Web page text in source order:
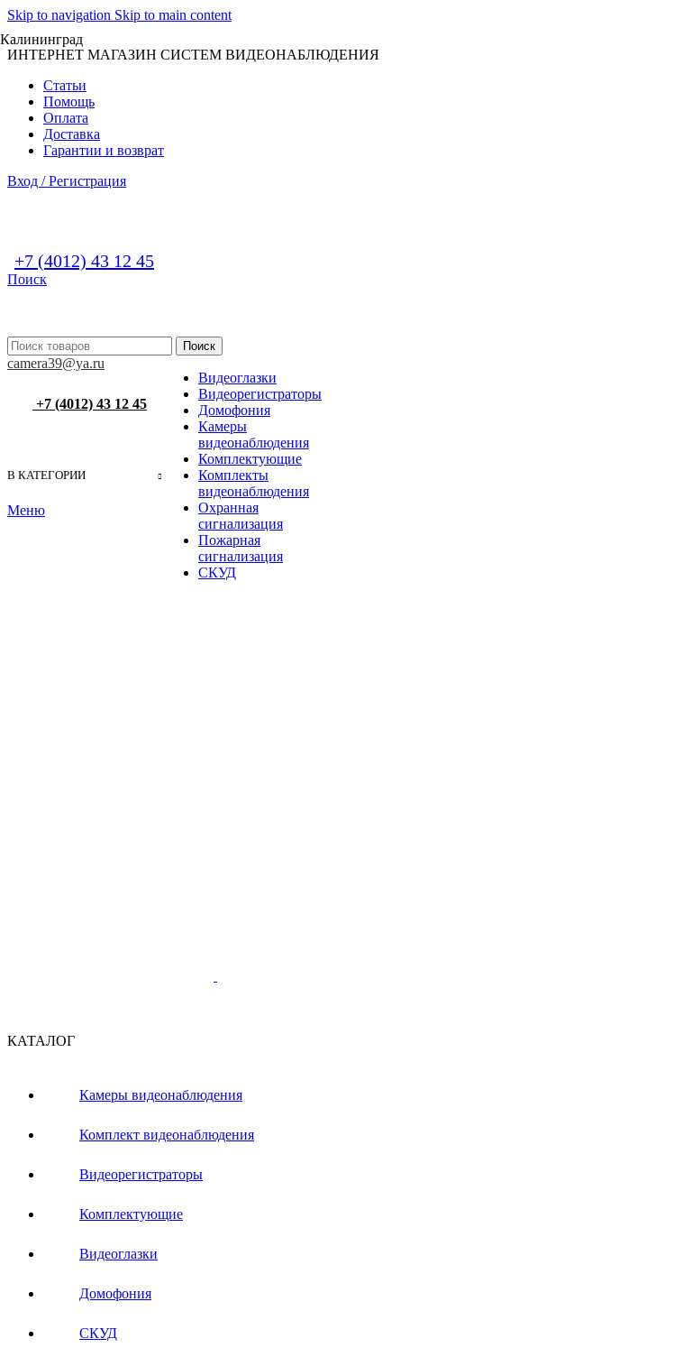
Skip to navigation Skip to main content
Калининград
ИНТЕРНЕТ МАГАЗИН СИСТЕМ ВИДЕОНАБЛЮДЕНИЯ
Статьи
Помощь
Оплата
Доставка
Гарантии и возврат
Вход / Регистрация
+7 (4012) 43 12 45
Поиск
В КАТЕГОРИИ
Видеоглазки
Видеорегистраторы
Домофония
Камеры
видеонаблюдения
Комплектующие
Комплекты
видеонаблюдения
Охранная
сигнализация
Пожарная
сигнализация
СКУД
Поиск
camera39@ya.ru
+7 (4012) 43 12 45
Меню
КАТАЛОГ
Камеры видеонаблюдения
Комплект видеонаблюдения
Видеорегистраторы
Комплектующие
Видеоглазки
Домофония
СКУД